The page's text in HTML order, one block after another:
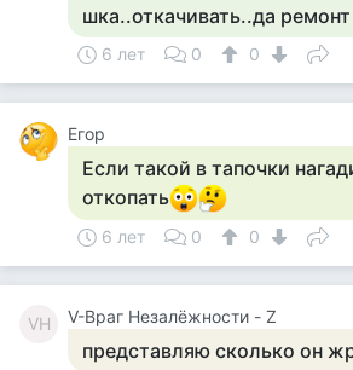
шка..откачивать..да
6 лет 0 0
Егор
Если такой в тапочки
откопать
6 лет 0 0
VН V-Враг Незалёжности - Z
представляю сколько он